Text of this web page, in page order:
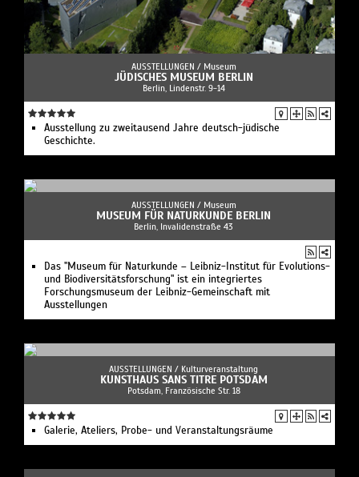
AUSSTELLUNGEN / Museum
JÜDISCHES MUSEUM BERLIN
Berlin, Lindenstr. 9-14
Ausstellung zu zweitausend Jahre deutsch-jüdische
Geschichte.
AUSSTELLUNGEN / Museum
MUSEUM FÜR NATURKUNDE BERLIN
Berlin, Invalidenstraße 43
Das "Museum für Naturkunde – Leibniz-Institut für Evolutions-
und Biodiversitätsforschung" ist ein integriertes
Forschungsmuseum der Leibniz-Gemeinschaft mit
Ausstellungen
AUSSTELLUNGEN / Kulturveranstaltung
KUNSTHAUS SANS TITRE POTSDAM
Potsdam, Französische Str. 18
Galerie, Ateliers, Probe- und Veranstaltungsräume